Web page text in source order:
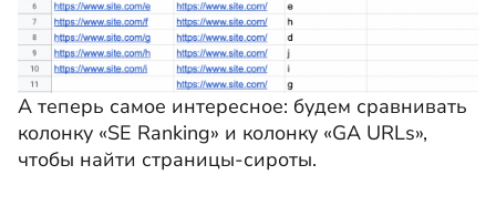
А теперь самое интересное: будем сравнивать
колонку «SE Ranking» и колонку «GA URLs»,
чтобы найти страницы-сироты.